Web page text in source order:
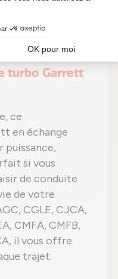
? Boostez
vos coûts !
turbo Garrett
ce
en échange
puissance,
si vous
de conduite
de votre
CGLE, CJCA,
CMFA, CMFB,
il vous offre
trajet.